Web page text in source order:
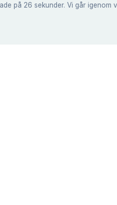
på 26 sekunder. Vi går